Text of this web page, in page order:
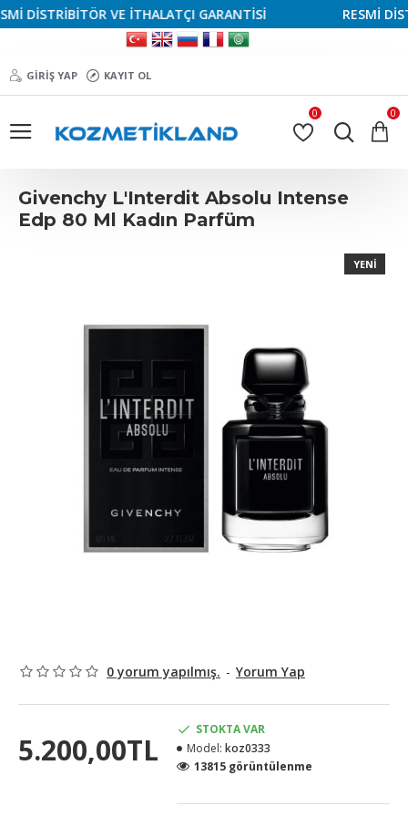
DİSTRİBİTÖR VE İTHALATÇI GARANTİSİ RESMİ
GIRIŞ YAP KAYIT OL
0 0
Givenchy L'Interdit Absolu Intense
Edp 80 Ml Kadın Parfüm
YENI
0 yorum yapılmış. - Yorum Yap
5.200,00TL
STOKTA VAR
Model: koz0333
13815 görüntülenme